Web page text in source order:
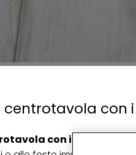
con
con i fiori freschi